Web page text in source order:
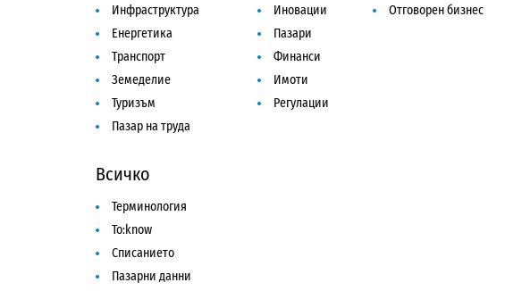
Инфраструктура
Енергетика
Транспорт
Земеделие
Туризъм
Пазар на труда
Иновации
Пазари
Финанси
Имоти
Регулации
Отговорен бизнес
Всичко
Терминология
To:know
Списанието
Пазарни данни